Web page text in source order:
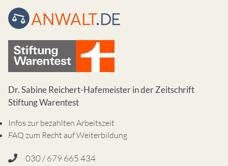
Dr. Sabine Reichert-Hafemeister in der Zeitschrift
Stiftung Warentest
Infos zur bezahlten Arbeitszeit
FAQ zum Recht auf Weiterbildung
030 / 679 665 434